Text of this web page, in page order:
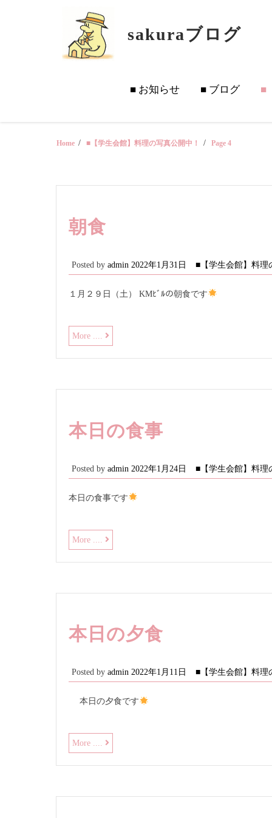
sakuraブログ
■ お知らせ ■ ブログ ■
Home ■【学生会館】料理の写真公開中！ Page 4
朝食
Posted by admin 2022年1月31日 ■【学生会館】料理
１月２９日（土） KMﾋﾞﾙの朝食です
More .... 朝
食
本日の食事
Posted by admin 2022年1月24日 ■【学生会館】料理
本日の食事です
More .... 本
日
の
本日の夕食
Posted by admin 2022年1月11日 ■【学生会館】料理
本日の夕食です
More .... 本
日
の